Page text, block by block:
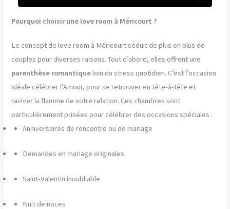
Pourquoi choisir une love room à Méricourt ?
Le concept de love room à Méricourt séduit de plus en plus de
couples pour diverses raisons. Tout d’abord, elles offrent une
parenthèse romantiqueloin du stress quotidien. C’est l’occasion
idéale célébrer l’Amour, pour se retrouver en tête-à-tête et
raviver la flamme de votre relation. Ces chambres sont
particulièrement prisées pour célébrer des occasions spéciales :
Anniversaires de rencontre ou de mariage
Demandes en mariage originales
Saint-Valentin inoubliable
Nuit de noces